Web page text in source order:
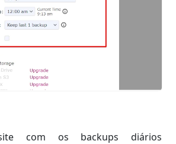
com os backups diários